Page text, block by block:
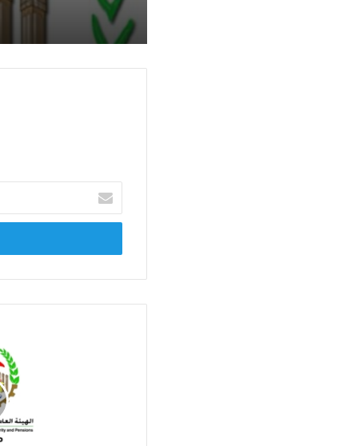
خ
ب
د